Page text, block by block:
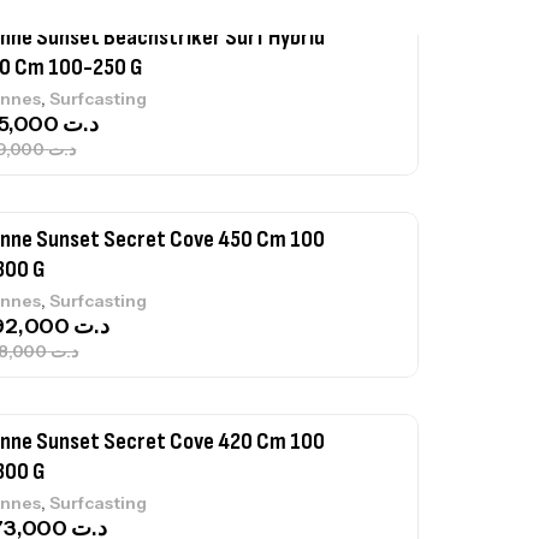
Sunset Beachstriker Surf Hybrid
Cm 100-250 G
, Surfcasting
د.ت239,000
د.ت
Sunset Secret Cove 450 Cm 100
G
, Surfcasting
د.ت768,000
د.ت
Sunset Secret Cove 420 Cm 100
G
, Surfcasting
د.ت